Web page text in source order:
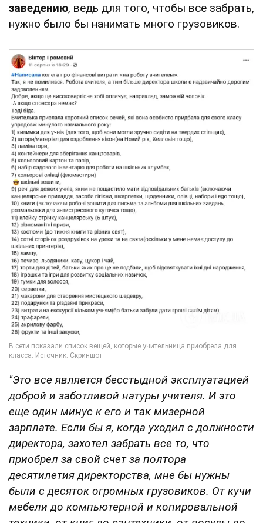
заведению, ведь для того, чтобы все забрать,
нужно было бы нанимать много грузовиков.
"Это все является бесстыдной эксплуатацией
доброй и заботливой натуры учителя. И это
еще один минус к его и так мизерной
зарплате. Если бы я, когда уходил с должности
директора, захотел забрать все то, что
приобрел за свой счет за полтора
десятилетия директорства, мне бы нужны
были с десяток огромных грузовиков. От кучи
мебели до компьютерной и копировальной